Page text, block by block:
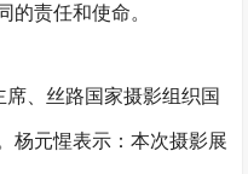
的责任和使命。
、丝路国家摄影组织国
杨元惺表示：本次摄影展